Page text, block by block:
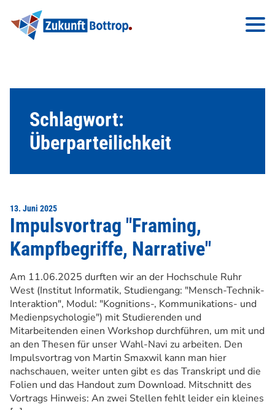
Schlagwort:
Überparteilichkeit
13. Juni 2025
Impulsvortrag "Framing,
Kampfbegriffe, Narrative"
Am 11.06.2025 durften wir an der Hochschule Ruhr
West (Institut Informatik, Studiengang: "Mensch-Technik-
Interaktion", Modul: "Kognitions-, Kommunikations- und
Medienpsychologie") mit Studierenden und
Mitarbeitenden einen Workshop durchführen, um mit und
an den Thesen für unser Wahl-Navi zu arbeiten. Den
Impulsvortrag von Martin Smaxwil kann man hier
nachschauen, weiter unten gibt es das Transkript und die
Folien und das Handout zum Download. Mitschnitt des
Vortrags Hinweis: An zwei Stellen fehlt leider ein kleines